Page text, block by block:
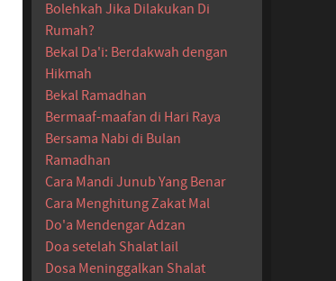
Bolehkah Jika Dilakukan Di
Rumah?
Bekal Da'i: Berdakwah dengan
Hikmah
Bekal Ramadhan
Bermaaf-maafan di Hari Raya
Bersama Nabi di Bulan
Ramadhan
Cara Mandi Junub Yang Benar
Cara Menghitung Zakat Mal
Do'a Mendengar Adzan
Doa setelah Shalat lail
Dosa Meninggalkan Shalat